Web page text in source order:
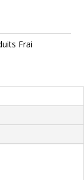
Frai